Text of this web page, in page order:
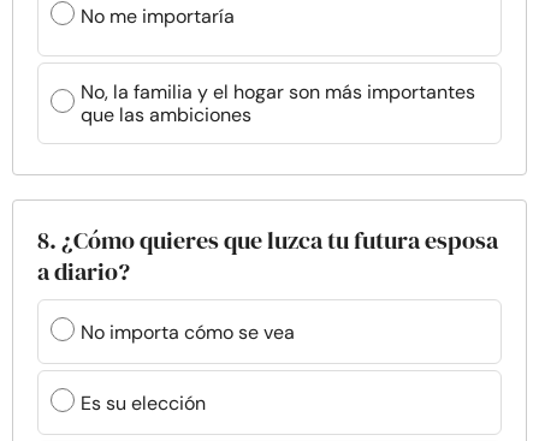
No me importaría
No, la familia y el hogar son más importantes
que las ambiciones
8. ¿Cómo quieres que luzca tu futura esposa
a diario?
No importa cómo se vea
Es su elección